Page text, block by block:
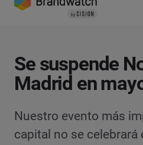
Se suspende
Madrid en
Nuestro evento más
capital no se celebrará